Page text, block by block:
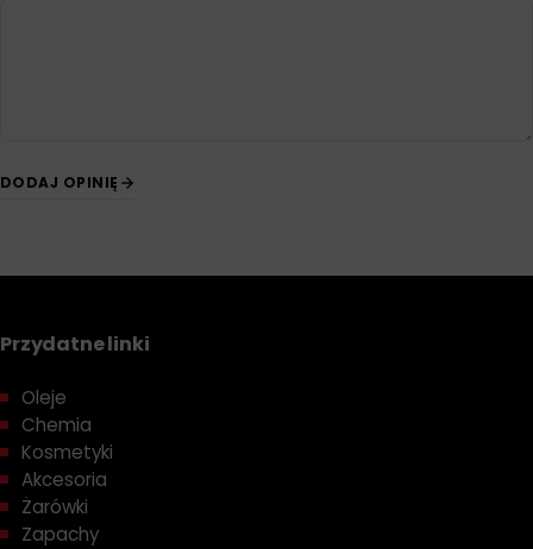
DODAJ OPINIĘ
Przydatne linki
Oleje
Chemia
Kosmetyki
Akcesoria
Żarówki
Zapachy